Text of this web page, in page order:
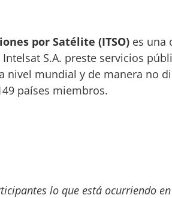
por Satélite (ITSO) es una
S.A. preste servicios
nivel mundial y de manera no
países miembros.
lo que está ocurriendo